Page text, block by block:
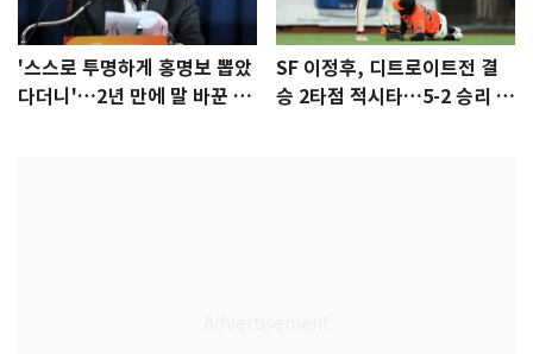
'스스로 투명하게 홍명보 뽑았
다더니'…2년 만에 말 바꾼 이
SF 이정후, 디트로이트전 결
승 2타점 적시타…5-2 승리 견